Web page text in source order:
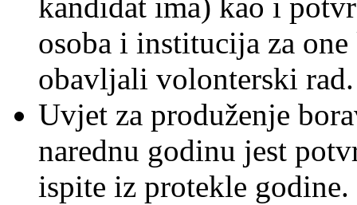
kandidat ima) kao i
osoba i institucija za
obavljali volonterski rad.
Uvjet za produženje
narednu godinu jest
ispite iz protekle godine.